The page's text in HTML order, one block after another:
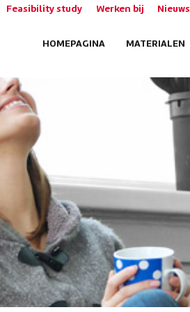
Feasibility study Werken bij Nieuws
HOMEPAGINA MATERIALEN